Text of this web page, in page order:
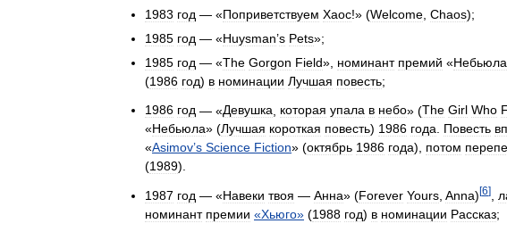
1983 год — «Поприветствуем Хаос!» (Welcome Chaos);
1985 год — «Huysman’s Pets»;
1985 год — «The Gorgon Field», номинант премий «Небьюла
(1986 год) в номинации Лучшая повесть;
1986 год — «Девушка которая упала в небо» (The Girl Who
«Небьюла» (Лучшая короткая повесть) 1986 года. Повесть
«Asimov’s Science Fiction» (октябрь 1986 года), потом
(1989).
1987 год — «Навеки твоя — Анна» (Forever Yours Anna) [6]
номинант премии «Хьюго» (1988 год) в номинации Рассказ;